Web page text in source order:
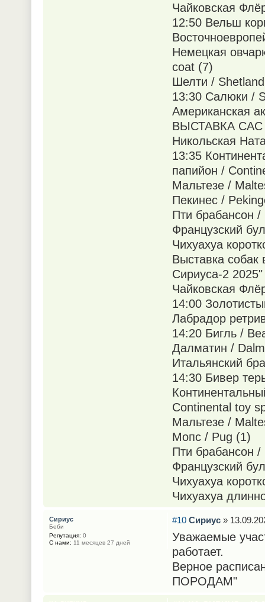
Чайковская
12:50 Вельш
Немецкая
coat (7)
Шелти /
13:30 Салюки /
Американская
ВЫСТАВКА САС
Никольская
13:35
папийон /
Мальтезе /
Пекинес /
Пти брабансон
Французский
Чихуахуа
Выставка собак
Сириуса-2 2025"
Чайковская
14:00
Лабрадор
14:20 Бигль /
Далматин /
Итальянский
14:30 Бивер
Continental toy
Мальтезе /
Мопс / Pug (1)
Пти брабансон
Французский
Чихуахуа
Чихуахуа
#10 Сириус»
Уважаемые
работает.
Верное
ПОРОДАМ"
Сириус
Беби
Репутация: 0
С нами: 11 месяцев 27 дней